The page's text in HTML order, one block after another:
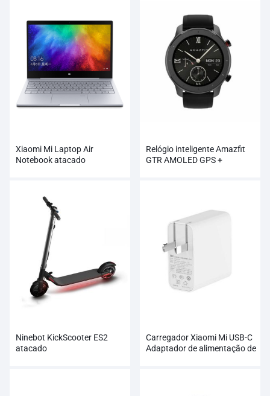
Xiaomi Mi Laptop Air
Notebook atacado
Relógio inteligente Amazfit
GTR AMOLED GPS +
Ninebot KickScooter ES2
atacado
Carregador Xiaomi Mi USB-C
Adaptador de alimentação de